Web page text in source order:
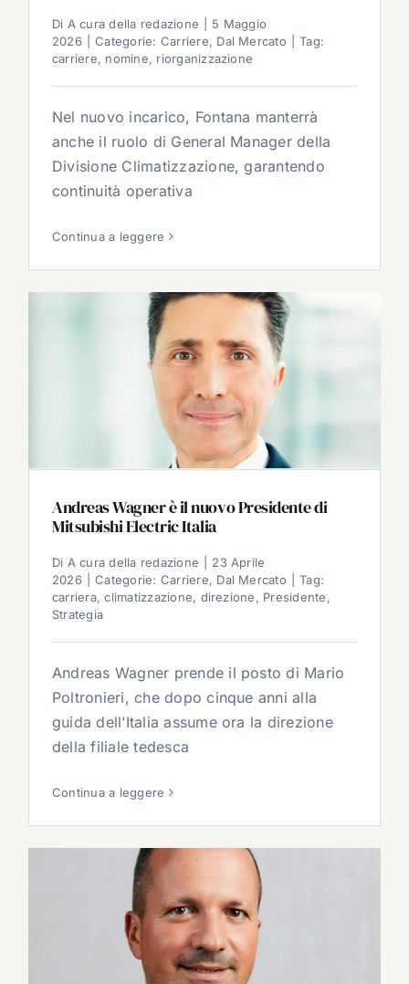
Di A cura della redazione
5 Maggio
2026
Categorie: Carriere, Dal Mercato
Tag:
carriere, nomine, riorganizzazione
Nel nuovo incarico, Fontana manterrà
anche il ruolo di General Manager della
Divisione Climatizzazione, garantendo
continuità operativa
Continua a leggere
Andreas Wagner è il nuovo Presidente di
Mitsubishi Electric Italia
Di A cura della redazione
23 Aprile
2026
Categorie: Carriere, Dal Mercato
Tag:
carriera,climatizzazione, direzione, Presidente,
Strategia
Andreas Wagner prende il posto di Mario
Poltronieri, che dopo cinque anni alla
guida dell’Italia assume ora la direzione
della filiale tedesca
Continua a leggere